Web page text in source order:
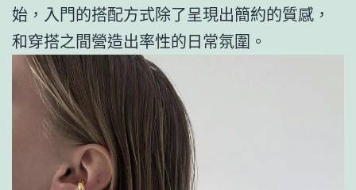
始，入門的搭配方式除了呈現出簡約的質感，
和穿搭之間營造出率性的日常氛圍。